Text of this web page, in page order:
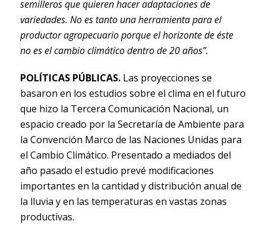
semilleros que quieren hacer adaptaciones de
variedades. No es tanto una herramienta para el
productor agropecuario porque el horizonte de éste
no es el cambio climático dentro de 20 años”.
POLÍTICAS PÚBLICAS.Las proyecciones se
basaron en los estudios sobre el clima en el futuro
que hizo la Tercera Comunicación Nacional, un
espacio creado por la Secretaría de Ambiente para
la Convención Marco de las Naciones Unidas para
el Cambio Climático. Presentado a mediados del
año pasado el estudio prevé modificaciones
importantes en la cantidad y distribución anual de
la lluvia y en las temperaturas en vastas zonas
productivas.